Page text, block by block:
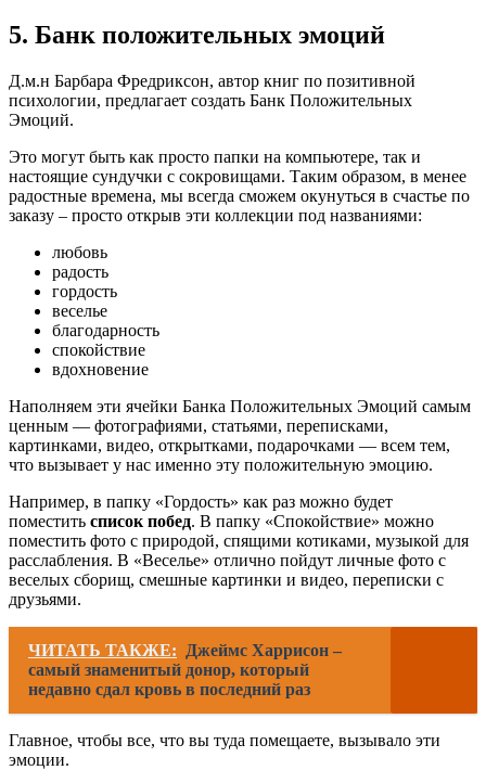
5. Банк положительных эмоций
Д.м.н Барбара Фредриксон, автор книг по позитивной
психологии, предлагает создать Банк Положительных
Эмоций.
Это могут быть как просто папки на компьютере, так и
настоящие сундучки с сокровищами. Таким образом, в менее
радостные времена, мы всегда сможем окунуться в счастье по
заказу – просто открыв эти коллекции под названиями:
любовь
радость
гордость
веселье
благодарность
спокойствие
вдохновение
Наполняем эти ячейки Банка Положительных Эмоций самым
ценным — фотографиями, статьями, переписками,
картинками, видео, открытками, подарочками — всем тем,
что вызывает у нас именно эту положительную эмоцию.
Например, в папку «Гордость» как раз можно будет
поместить список побед. В папку «Спокойствие» можно
поместить фото с природой, спящими котиками, музыкой для
расслабления. В «Веселье» отлично пойдут личные фото с
веселых сборищ, смешные картинки и видео, переписки с
друзьями.
ЧИТАТЬ ТАКЖЕ:
Джеймс Харрисон –
самый знаменитый донор, который
недавно сдал кровь в последний раз
Главное, чтобы все, что вы туда помещаете, вызывало эти
эмоции.